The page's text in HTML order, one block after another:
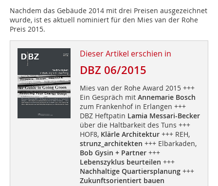
Nachdem das Gebäude 2014 mit drei Preisen ausgezeichnet
wurde, ist es aktuell nominiert für den Mies van der Rohe
Preis 2015.
Dieser Artikel erschien in
DBZ 06/2015
Mies van der Rohe Award 2015 +++
Ein Gespräch mit Annemarie Bosch
zum Frankenhof in Erlangen +++
DBZ Heftpatin Lamia Messari-Becker
über die Haltbarkeit des Tuns +++
HOF8, Klärle Architektur+++ REH,
strunz_architekten +++ Elbarkaden,
Bob Gysin + Partner+++
Lebenszyklus beurteilen +++
Nachhaltige Quartiersplanung+++
Zukunftsorientiert bauen